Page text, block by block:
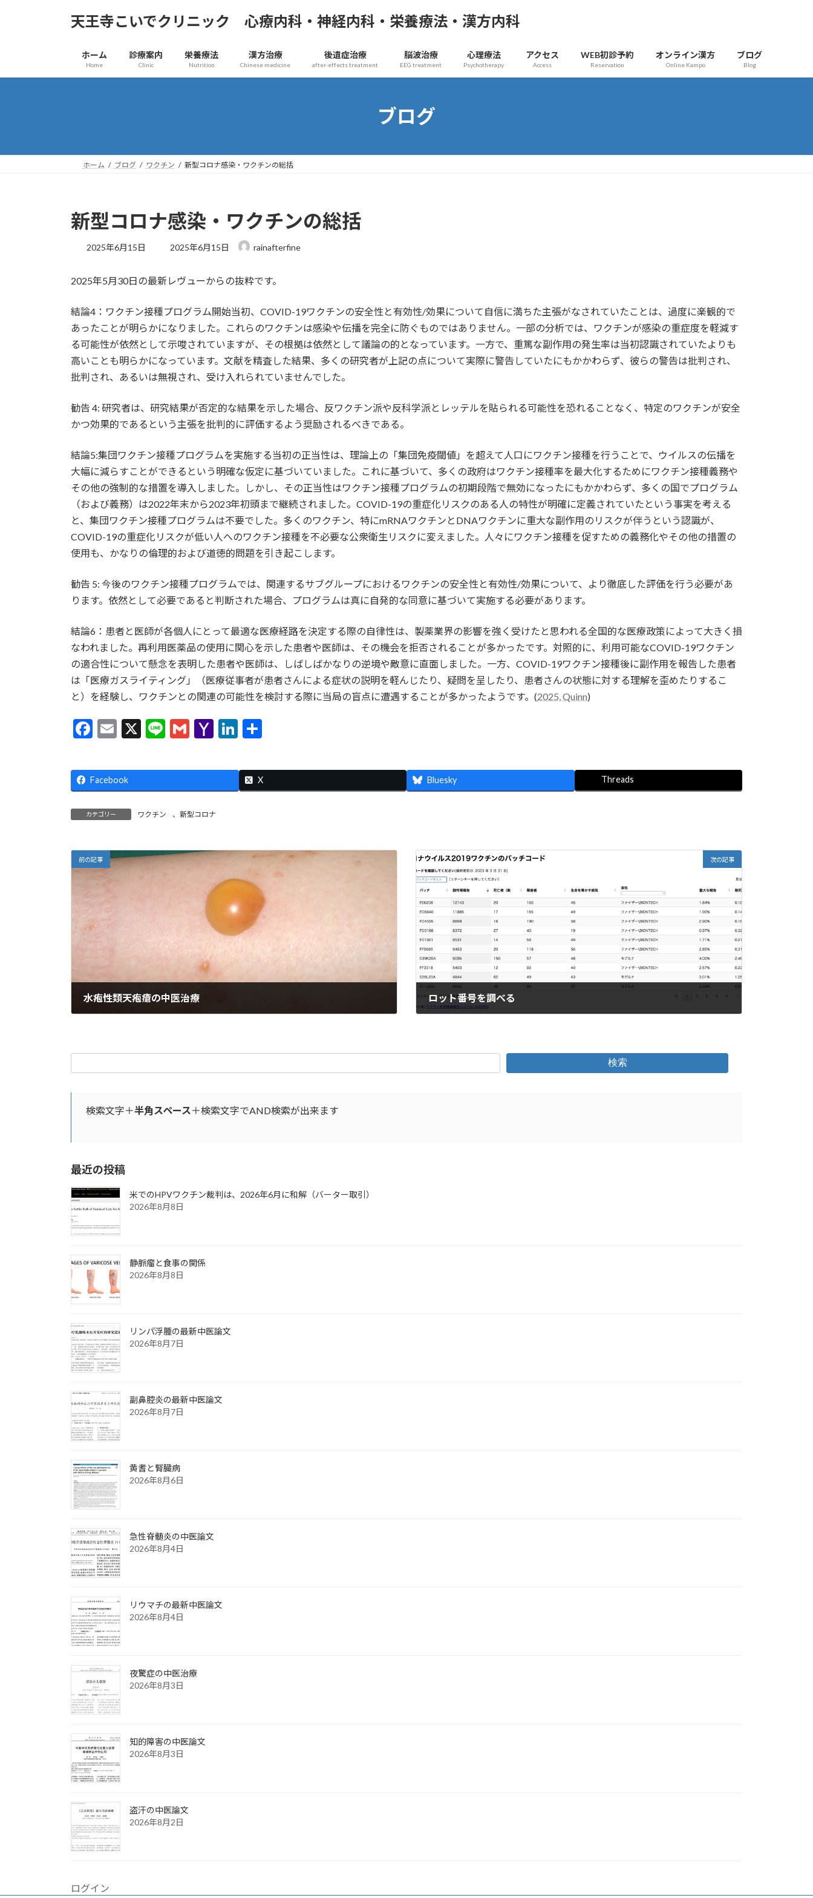
へ
ョ
天王寺こいでクリニック 心療内科・神経内科・栄養療法・漢方内科
ホーム
Home
診療案内
Clinic
栄養療法
Nutrition
漢方治療
Chinese medicine
後遺症治療
after-effects treatment
脳波治療
EEG treatment
心理療法
Psychotherapy
アクセス
Access
WEB初診予約
Reservation
オンライン漢方
Online Kampo
ブログ
Blog
ブログ
ホーム ブログ ワクチン 新型コロナ感染・ワクチンの総括
新型コロナ感染・ワクチンの総括
2025年6月15日
最
新
時
:
2025年6月15日 rainafterfine
2025年5月30日の最新レヴューからの抜粋です。
結論4：ワクチン接種プログラム開始当初、COVID-19ワクチンの安全性と有効性/効果について自信に満ちた主張がなされていたことは、過度に楽観的で
あったことが明らかになりました。これらのワクチンは感染や伝播を完全に防ぐものではありません。一部の分析では、ワクチンが感染の重症度を軽減す
る可能性が依然として示唆されていますが、その根拠は依然として議論の的となっています。一方で、重篤な副作用の発生率は当初認識されていたよりも
高いことも明らかになっています。文献を精査した結果、多くの研究者が上記の点について実際に警告していたにもかかわらず、彼らの警告は批判され、
批判され、あるいは無視され、受け入れられていませんでした。
勧告 4: 研究者は、研究結果が否定的な結果を示した場合、反ワクチン派や反科学派とレッテルを貼られる可能性を恐れることなく、特定のワクチンが安全
かつ効果的であるという主張を批判的に評価するよう奨励されるべきである。
結論5:集団ワクチン接種プログラムを実施する当初の正当性は、理論上の「集団免疫閾値」を超えて人口にワクチン接種を行うことで、ウイルスの伝播を
大幅に減らすことができるという明確な仮定に基づいていました。これに基づいて、多くの政府はワクチン接種率を最大化するためにワクチン接種義務や
その他の強制的な措置を導入しました。しかし、その正当性はワクチン接種プログラムの初期段階で無効になったにもかかわらず、多くの国でプログラム
（および義務）は2022年末から2023年初頭まで継続されました。COVID-19の重症化リスクのある人の特性が明確に定義されていたという事実を考える
と、集団ワクチン接種プログラムは不要でした。多くのワクチン、特にmRNAワクチンとDNAワクチンに重大な副作用のリスクが伴うという認識が、
COVID-19の重症化リスクが低い人へのワクチン接種を不必要な公衆衛生リスクに変えました。人々にワクチン接種を促すための義務化やその他の措置の
使用も、かなりの倫理的および道徳的問題を引き起こします。
勧告 5: 今後のワクチン接種プログラムでは、関連するサブグループにおけるワクチンの安全性と有効性/効果について、より徹底した評価を行う必要があ
ります。依然として必要であると判断された場合、プログラムは真に自発的な同意に基づいて実施する必要があります。
結論6：患者と医師が各個人にとって最適な医療経路を決定する際の自律性は、製薬業界の影響を強く受けたと思われる全国的な医療政策によって大きく損
なわれました。再利用医薬品の使用に関心を示した患者や医師は、その機会を拒否されることが多かったです。対照的に、利用可能なCOVID-19ワクチン
の適合性について懸念を表明した患者や医師は、しばしばかなりの逆境や敵意に直面しました。一方、COVID-19ワクチン接種後に副作用を報告した患者
は「医療ガスライティング」（医療従事者が患者さんによる症状の説明を軽んじたり、疑問を呈したり、患者さんの状態に対する理解を歪めたりするこ
と）を経験し、ワクチンとの関連の可能性を検討する際に当局の盲点に遭遇することが多かったようです。(2025, Quinn)
F
e
b
o
o
k
E
ai
l
X
Li
e
G
ai
l
Y
h
o
ai
l
Li
ke
dI
Facebook X Bluesky Threads
カテゴリー ワクチン 、 新型コロナ
前の記事
水疱性類天疱瘡の中医治療
次の記事
ロット番号を調べる
検索
検索文字＋半角スペース＋検索文字でAND検索が出来ます
最近の投稿
米でのHPVワクチン裁判は、2026年6月に和解（バーター取引）
2026年8月8日
静脈瘤と食事の関係
2026年8月8日
リンパ浮腫の最新中医論文
2026年8月7日
副鼻腔炎の最新中医論文
2026年8月7日
黄耆と腎臓病
2026年8月6日
急性脊髄炎の中医論文
2026年8月4日
リウマチの最新中医論文
2026年8月4日
夜驚症の中医治療
2026年8月3日
知的障害の中医論文
2026年8月3日
盗汗の中医論文
2026年8月2日
ログイン